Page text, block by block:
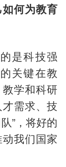
何为教育
是科技强
关键在教
学和科研
需求、技
”，将好的
我们国家